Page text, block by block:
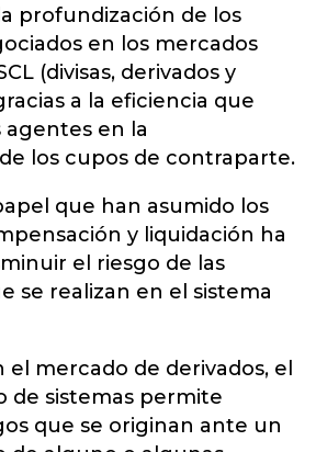
profundización de los
en los mercados
(divisas, derivados y
a la eficiencia que
agentes en la
los cupos de contraparte.
que han asumido los
y liquidación ha
el riesgo de las
se realizan en el sistema
el mercado de derivados, el
de sistemas permite
que se originan ante un